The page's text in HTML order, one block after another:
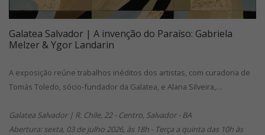
Galatea Salvador | A invenção do Paraíso: Gabriela
Melzer & Ygor Landarin
A exposição reúne trabalhos inéditos dos artistas, com curadoria de
Tomás Toledo, sócio-fundador da Galatea, e Alana Silveira,…
Galatea Salvador | R. Chile, 22 - Centro, Salvador - BA
Abertura: sexta, 03 de julho 2026, às 18h - Terça a quinta das 10h às